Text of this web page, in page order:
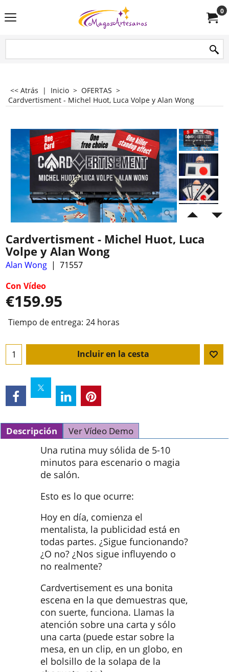
0
<< Atrás | Inicio > OFERTAS >
Cardvertisment - Michel Huot, Luca Volpe y Alan Wong
Cardvertisment - Michel Huot, Luca
Volpe y Alan Wong
Alan Wong
71557
Con Vídeo
€159.95
Tiempo de entrega: 24 horas
Incluir en la cesta
Descripción Ver Vídeo Demo
Una rutina muy sólida de 5-10
minutos para escenario o magia
de salón.
Esto es lo que ocurre:
Hoy en día, comienza el
mentalista, la publicidad está en
todas partes. ¿Sigue funcionando?
¿O no? ¿Nos sigue influyendo o
no realmente?
Cardvertisement es una bonita
escena en la que demuestras que,
con suerte, funciona. Llamas la
atención sobre una carta y sólo
una carta (puede estar sobre la
mesa, en un clip, en un globo, en
el bolsillo de la solapa de la